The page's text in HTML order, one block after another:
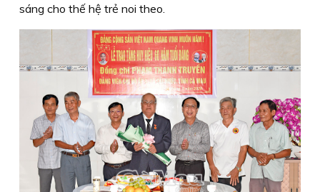
sáng cho thế hệ trẻ noi theo.